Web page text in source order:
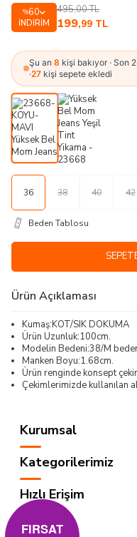
%60
İNDIRIM
495,00TL
199,99 TL
Şu an 8 kişi bakıyor · Son
·27 kişi sepete ekledi
36 38 40 42
Beden Tablosu
Ürün Açıklaması
Kumaş:KOT/SIK DOKUMA
Ürün Uzunluk:100cm.
Modelin Bedeni:38/M
Manken Boyu:1.68cm.
Ürün renginde konsept
Çekimlerimizde kullanılan
Kurumsal
Kategorilerimiz
Hızlı Erişim
Sosyal
FIRSAT